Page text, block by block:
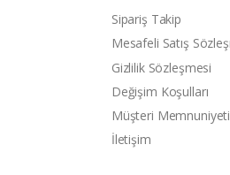
Sipariş Takip
Mesafeli Satış
Gizlilik Sözleşmesi
Değişim Koşulları
Müşteri
İletişim